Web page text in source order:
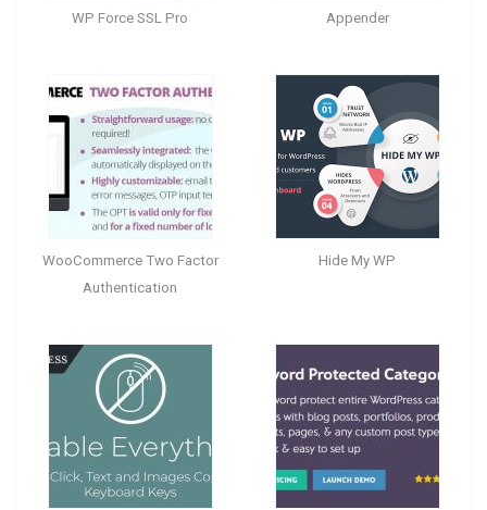
WP Force SSL Pro Appender
WooCommerce Two Factor
Authentication
Hide My WP